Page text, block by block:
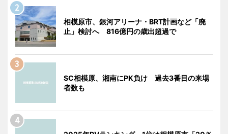
相模原市、銀河アリーナ・BRT計画など「廃
止」検討へ 816億円の歳出超過で
SC相模原、湘南にPK負け 過去3番目の来場
者数も